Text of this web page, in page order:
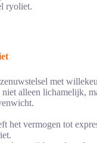
ryoliet.
met
alleen lichamelijk,
het vermogen tot